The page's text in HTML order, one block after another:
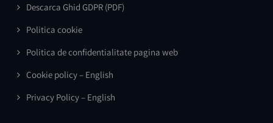
Descarca Ghid GDPR (PDF)
Politica cookie
Politica de confidentialitate pagina web
Cookie policy – English
Privacy Policy – English